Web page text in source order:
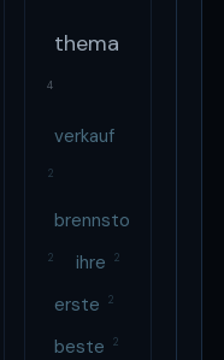
thema
4
verkauf
2
brennstoffde
2 ihre 2
erste 2
beste 2